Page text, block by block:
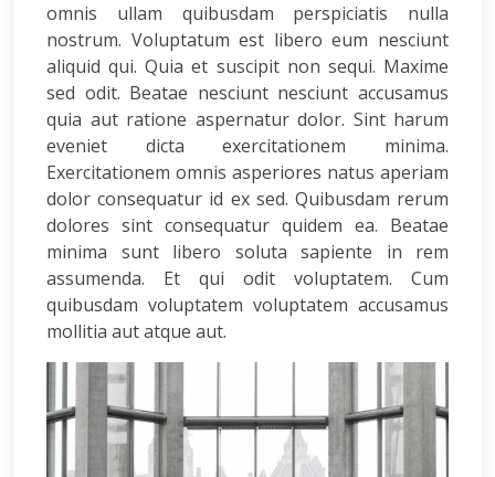
omnis ullam quibusdam perspiciatis nulla
nostrum. Voluptatum est libero eum nesciunt
aliquid qui. Quia et suscipit non sequi. Maxime
sed odit. Beatae nesciunt nesciunt accusamus
quia aut ratione aspernatur dolor. Sint harum
eveniet dicta exercitationem minima.
Exercitationem omnis asperiores natus aperiam
dolor consequatur id ex sed. Quibusdam rerum
dolores sint consequatur quidem ea. Beatae
minima sunt libero soluta sapiente in rem
assumenda. Et qui odit voluptatem. Cum
quibusdam voluptatem voluptatem accusamus
mollitia aut atque aut.